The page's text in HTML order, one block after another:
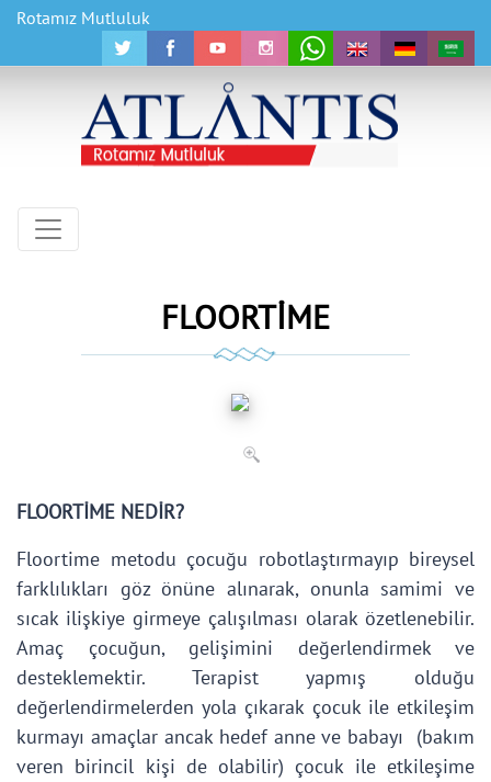
Rotamız Mutluluk
FLOORTİME
FLOORTİME NEDİR?
Floortime metodu çocuğu robotlaştırmayıp bireysel
farklılıkları göz önüne alınarak, onunla samimi ve
sıcak ilişkiye girmeye çalışılması olarak özetlenebilir.
Amaç çocuğun, gelişimini değerlendirmek ve
desteklemektir. Terapist yapmış olduğu
değerlendirmelerden yola çıkarak çocuk ile etkileşim
kurmayı amaçlar ancak hedef anne ve babayı (bakım
veren birincil kişi de olabilir) çocuk ile etkileşime